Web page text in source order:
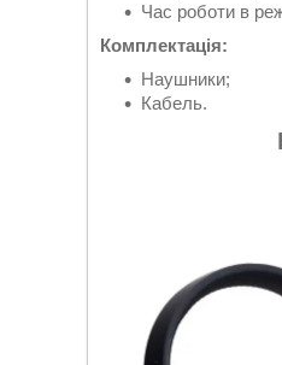
Час роботи в
Комплектація:
Наушники;
Кабель.